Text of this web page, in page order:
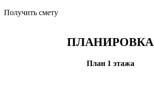
Получить смету
ПЛАНИРОВКА
План 1 этажа